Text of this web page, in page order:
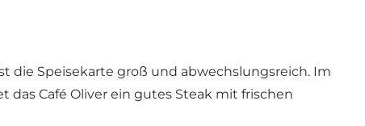
die Speisekarte groß und abwechslungsreich. Im
Café Oliver ein gutes Steak mit frischen